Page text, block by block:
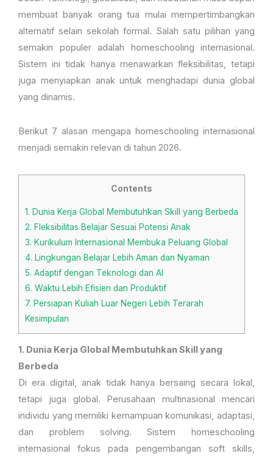
membuat banyak orang tua mulai mempertimbangkan
alternatif selain sekolah formal. Salah satu pilihan yang
semakin populer adalah homeschooling internasional.
Sistem ini tidak hanya menawarkan fleksibilitas, tetapi
juga menyiapkan anak untuk menghadapi dunia global
yang dinamis.
Berikut 7 alasan mengapa homeschooling internasional
menjadi semakin relevan di tahun 2026.
Contents
1. Dunia Kerja Global Membutuhkan Skill yang Berbeda
2. Fleksibilitas Belajar Sesuai Potensi Anak
3. Kurikulum Internasional Membuka Peluang Global
4. Lingkungan Belajar Lebih Aman dan Nyaman
5. Adaptif dengan Teknologi dan AI
6. Waktu Lebih Efisien dan Produktif
7. Persiapan Kuliah Luar Negeri Lebih Terarah
Kesimpulan
1. Dunia Kerja Global Membutuhkan Skill yang
Berbeda
Di era digital, anak tidak hanya bersaing secara lokal,
tetapi juga global. Perusahaan multinasional mencari
individu yang memiliki kemampuan komunikasi, adaptasi,
dan problem solving. Sistem homeschooling
internasional fokus pada pengembangan soft skills,